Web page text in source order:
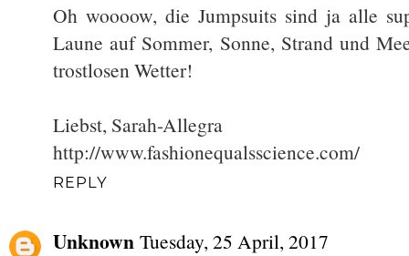
Oh woooow, die Jumpsuits sind ja alle
Laune auf Sommer, Sonne, Strand und
trostlosen Wetter!
Liebst, Sarah-Allegra
http://www.fashionequalsscience.com/
REPLY
Unknown Tuesday, 25 April, 2017